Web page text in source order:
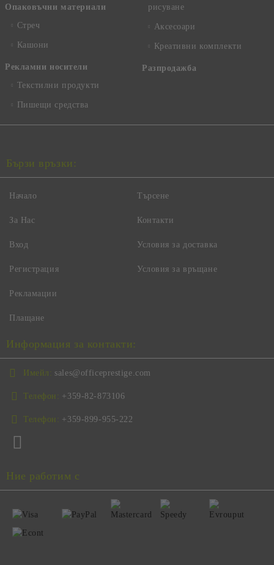
Опаковъчни материали
Стреч
Кашони
Рекламни носители
Текстилни продукти
Пишещи средства
рисуване
Аксесоари
Креативни комплекти
Разпродажба
Бързи връзки:
Начало
За Нас
Вход
Регистрация
Търсене
Контакти
Условия за доставка
Условия за връщане
Рекламации
Плащане
Информация за контакти:
Имейл: sales@officeprestige.com
Телефон: +359-82-873106
Телефон: +359-899-955-222
Ние работим с